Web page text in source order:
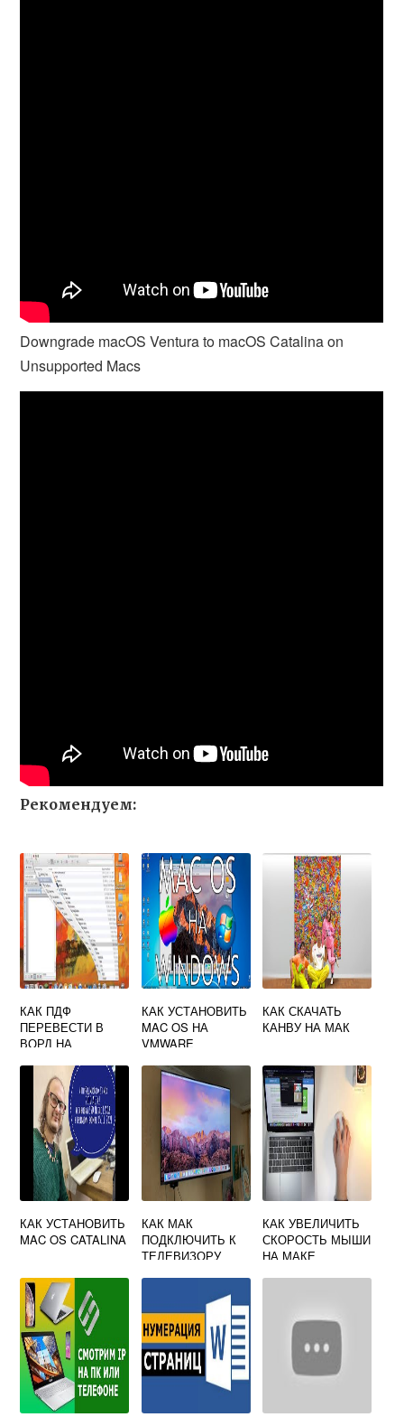
Downgrade macOS Ventura to macOS Catalina on
Unsupported Macs
Рекомендуем:
КАК ПДФ
ПЕРЕВЕСТИ В
ВОРД НА
КАК УСТАНОВИТЬ
MAC OS НА
VMWARE
КАК СКАЧАТЬ
КАНВУ НА МАК
КАК УСТАНОВИТЬ
MAC OS CATALINA
КАК МАК
ПОДКЛЮЧИТЬ К
ТЕЛЕВИЗОРУ
КАК УВЕЛИЧИТЬ
СКОРОСТЬ МЫШИ
НА МАКЕ